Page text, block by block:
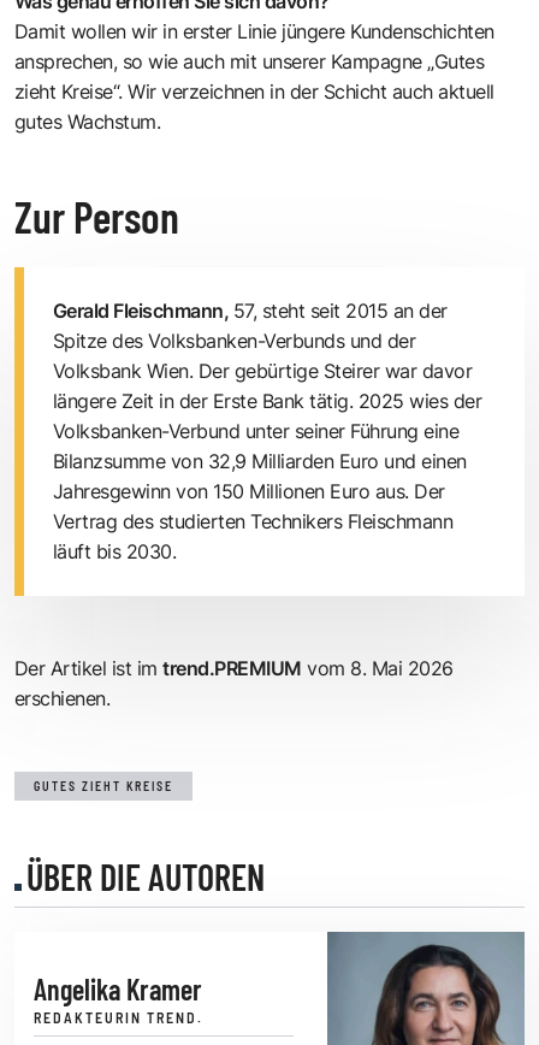
Damit wollen wir in erster Linie jüngere Kundenschichten
ansprechen, so wie auch mit unserer Kampagne „Gutes
zieht Kreise“. Wir verzeichnen in der Schicht auch aktuell
gutes Wachstum.
Zur Person
Gerald Fleischmann, 57, steht seit 2015 an der
Spitze des Volksbanken-Verbunds und der
Volksbank Wien. Der gebürtige Steirer war davor
längere Zeit in der Erste Bank tätig. 2025 wies der
Volksbanken-Verbund unter seiner Führung eine
Bilanzsumme von 32,9 Milliarden Euro und einen
Jahresgewinn von 150 Millionen Euro aus. Der
Vertrag des studierten Technikers Fleischmann
läuft bis 2030.
Der Artikel ist imtrend.PREMIUM vom 8. Mai 2026
erschienen.
GUTES ZIEHT KREISE
ÜBER DIE AUTOREN
Angelika Kramer
REDAKTEURIN TREND.